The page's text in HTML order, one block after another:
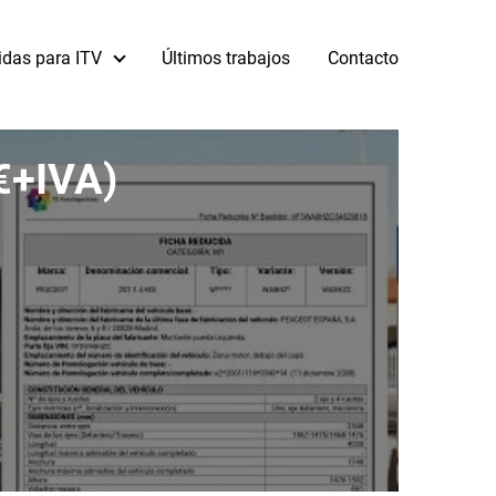
para ITV Últimos trabajos Contacto